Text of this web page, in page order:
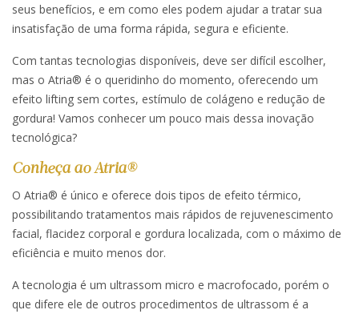
seus benefícios, e em como eles podem ajudar a tratar sua
insatisfação de uma forma rápida, segura e eficiente.
Com tantas tecnologias disponíveis, deve ser difícil escolher,
mas o Atria® é o queridinho do momento, oferecendo um
efeito lifting sem cortes, estímulo de colágeno e redução de
gordura! Vamos conhecer um pouco mais dessa inovação
tecnológica?
Conheça ao Atria®
O Atria® é único e oferece dois tipos de efeito térmico,
possibilitando tratamentos mais rápidos de rejuvenescimento
facial, flacidez corporal e gordura localizada, com o máximo de
eficiência e muito menos dor.
A tecnologia é um ultrassom micro e macrofocado, porém o
que difere ele de outros procedimentos de ultrassom é a